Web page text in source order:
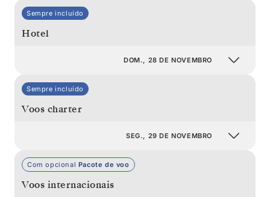
Sempre incluído
Hotel
DOM., 28 DE NOVEMBRO
Sempre incluído
Voos charter
SEG., 29 DE NOVEMBRO
Com opcional Pacote de voo
Voos internacionais